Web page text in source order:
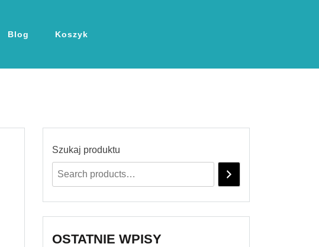
Blog Koszyk
Szukaj produktu
OSTATNIE WPISY